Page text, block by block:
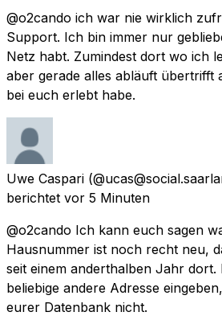
@o2cando ich war nie wirklich
Support. Ich bin immer nur
Netz habt. Zumindest dort wo ich
aber gerade alles abläuft übertrifft
bei euch erlebt habe.
Uwe Caspari
berichtet vor 5 Minuten
@o2cando Ich kann euch sagen
Hausnummer ist noch recht neu,
seit einem anderthalben Jahr dort.
beliebige andere Adresse
eurer Datenbank nicht.